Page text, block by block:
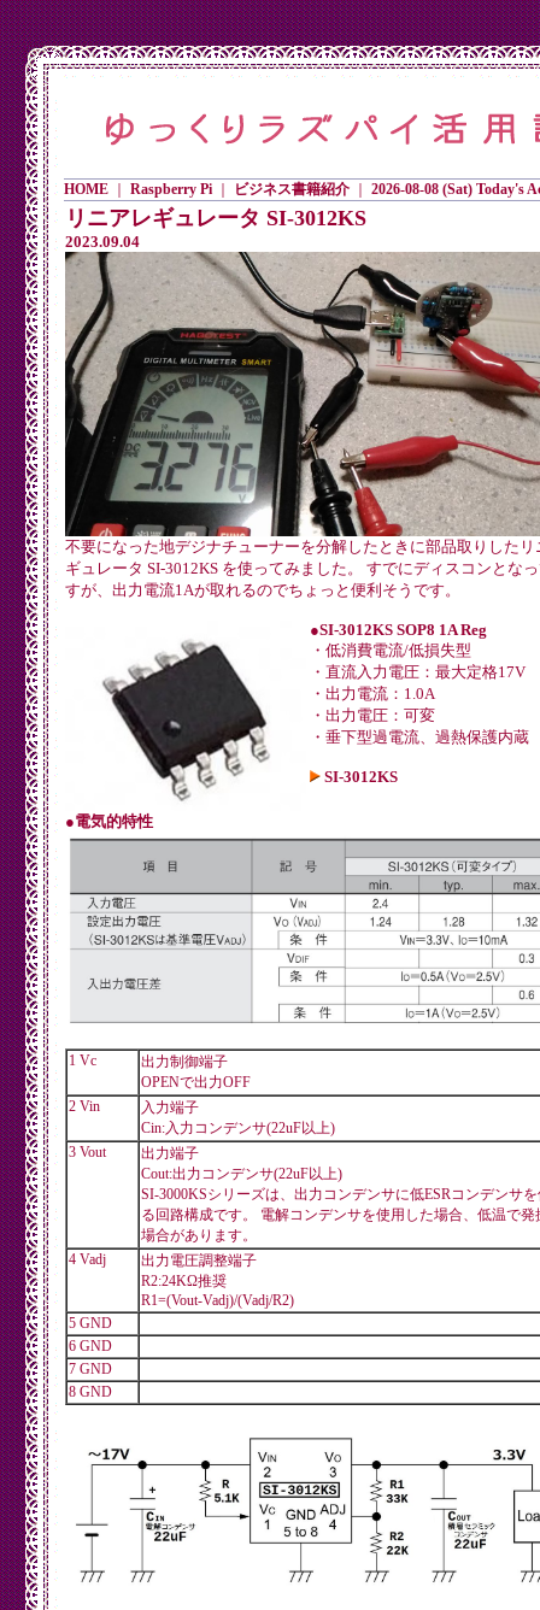
HOME｜ Raspberry Pi｜ ビジネス書籍紹介｜ 2026-08-08 (Sat) Today's
リニアレギュレータ SI-3012KS
2023.09.04
不要になった地デジナチューナーを分解したときに部品取りしたリ
ギュレータ SI-3012KS を使ってみました。 すでにディスコンとな
すが、出力電流1Aが取れるのでちょっと便利そうです。
●SI-3012KS SOP8 1A Reg
・低消費電流/低損失型
・直流入力電圧：最大定格17V
・出力電流：1.0A
・出力電圧：可変
・垂下型過電流、過熱保護内蔵
SI-3012KS
●電気的特性
1 Vc
出力制御端子
OPENで出力OFF
2 Vin
入力端子
Cin:入力コンデンサ(22uF以上)
3 Vout
出力端子
Cout:出力コンデンサ(22uF以上)
SI-3000KSシリーズは、出力コンデンサに低ESRコンデンサ
る回路構成です。 電解コンデンサを使用した場合、低温で発
場合があります。
4 Vadj
出力電圧調整端子
R2:24KΩ推奨
R1=(Vout-Vadj)/(Vadj/R2)
5 GND
6 GND
7 GND
8 GND